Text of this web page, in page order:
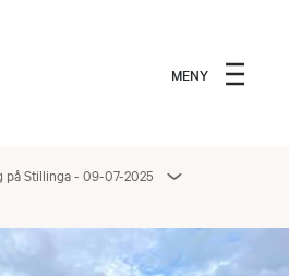
MENY
på Stillinga - 09-07-2025